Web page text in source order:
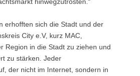
erhofften sich die Stadt und der
City e.V, kurz MAC,
Region in die Stadt zu ziehen und
zu stärken. Jeder
der nicht im Internet, sondern in